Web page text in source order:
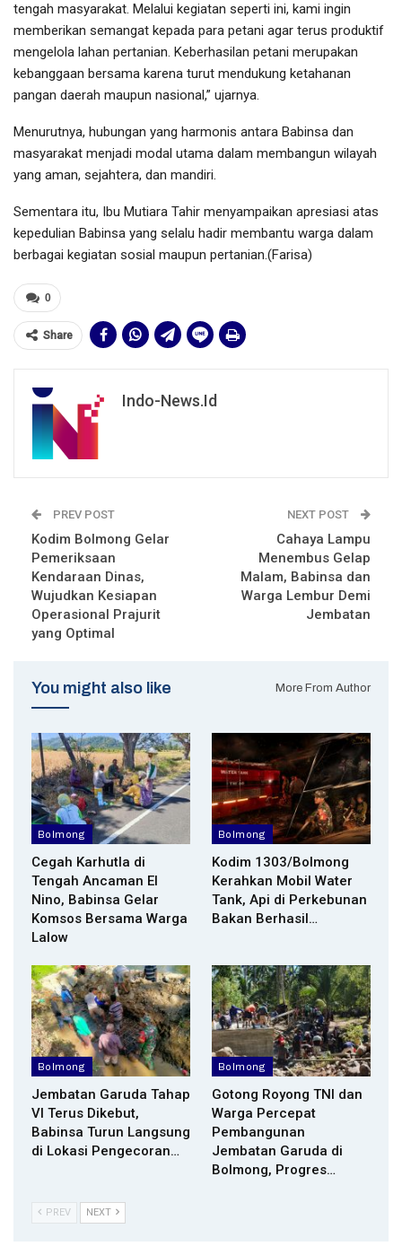
tengah masyarakat. Melalui kegiatan seperti ini, kami ingin
memberikan semangat kepada para petani agar terus produktif
mengelola lahan pertanian. Keberhasilan petani merupakan
kebanggaan bersama karena turut mendukung ketahanan
pangan daerah maupun nasional,” ujarnya.
Menurutnya, hubungan yang harmonis antara Babinsa dan
masyarakat menjadi modal utama dalam membangun wilayah
yang aman, sejahtera, dan mandiri.
Sementara itu, Ibu Mutiara Tahir menyampaikan apresiasi atas
kepedulian Babinsa yang selalu hadir membantu warga dalam
berbagai kegiatan sosial maupun pertanian.(Farisa)
0
Share
Indo-News.id
PREV POST
Kodim Bolmong Gelar
Pemeriksaan
Kendaraan Dinas,
Wujudkan Kesiapan
Operasional Prajurit
yang Optimal
NEXT POST
Cahaya Lampu
Menembus Gelap
Malam, Babinsa dan
Warga Lembur Demi
Jembatan
You might also like More From Author
Bolmong
Cegah Karhutla di
Tengah Ancaman El
Nino, Babinsa Gelar
Komsos Bersama Warga
Lalow
Bolmong
Kodim 1303/Bolmong
Kerahkan Mobil Water
Tank, Api di Perkebunan
Bakan Berhasil…
Bolmong
Jembatan Garuda Tahap
VI Terus Dikebut,
Babinsa Turun Langsung
di Lokasi Pengecoran…
Bolmong
Gotong Royong TNI dan
Warga Percepat
Pembangunan
Jembatan Garuda di
Bolmong, Progres…
PREV NEXT